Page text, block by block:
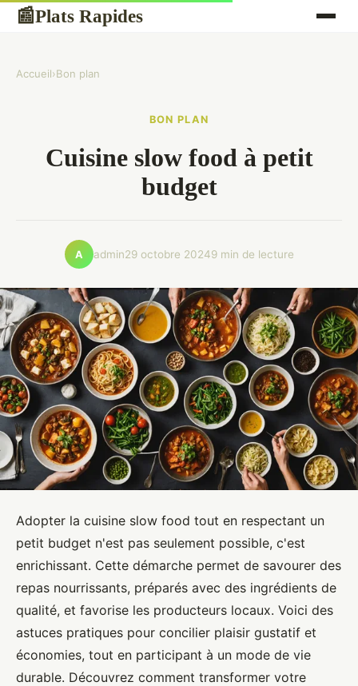
📰Plats Rapides
Accueil›Bon plan
BON PLAN
Cuisine slow food à petit
budget
A admin29 octobre 20249 min de lecture
Adopter la cuisine slow food tout en respectant un
petit budget n'est pas seulement possible, c'est
enrichissant. Cette démarche permet de savourer des
repas nourrissants, préparés avec des ingrédients de
qualité, et favorise les producteurs locaux. Voici des
astuces pratiques pour concilier plaisir gustatif et
économies, tout en participant à un mode de vie
durable. Découvrez comment transformer votre